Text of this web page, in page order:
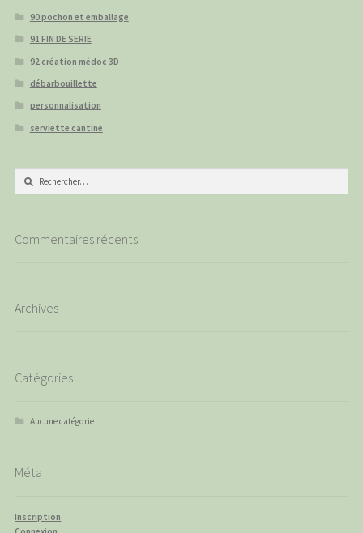
90 pochon et emballage
91 FIN DE SERIE
92 création médoc 3D
débarbouillette
personnalisation
serviette cantine
Rechercher :
Commentaires récents
Archives
Catégories
Aucune catégorie
Méta
Inscription